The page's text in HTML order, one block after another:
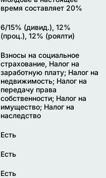
время составляет 20%
6/15% (дивид.), 12%
(проц.), 12% (роялти)
Взносы на социальное
страхование, Налог на
заработную плату; Налог на
недвижимость; Налог на
передачу права
собственности; Налог на
имущество; Налог на
наследство
Есть
Есть
Есть